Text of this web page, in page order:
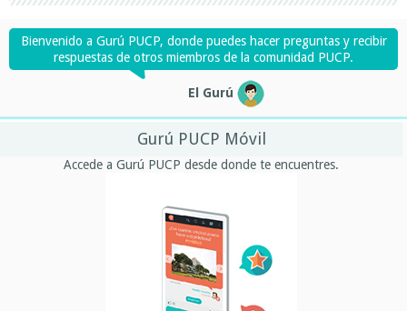
Bienvenido a Gurú PUCP, donde puedes hacer preguntas y recibir
respuestas de otros miembros de la comunidad PUCP.
El Gurú
Gurú PUCP Móvil
Accede a Gurú PUCP desde donde te encuentres.